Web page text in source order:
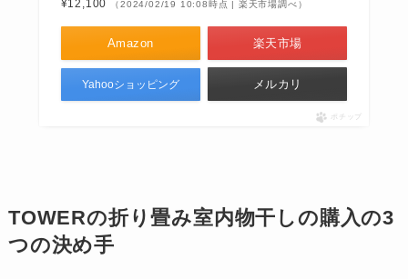
¥12,100 （2024/02/19 10:08時点 | 楽天市場調べ）
Amazon 楽天市場
Yahooショッピング メルカリ
ポチップ
TOWERの折り畳み室内物干し の購入の3
つの決め手